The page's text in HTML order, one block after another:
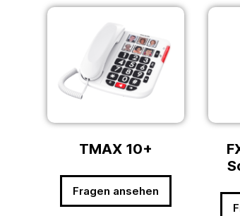
TMAX 10+
Fragen ansehen